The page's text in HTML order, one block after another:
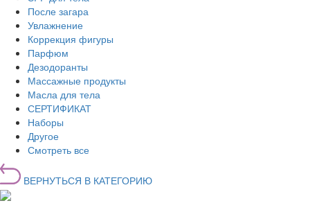
После загара
Увлажнение
Коррекция фигуры
Парфюм
Дезодоранты
Массажные продукты
Масла для тела
СЕРТИФИКАТ
Наборы
Другое
Смотреть все
ВЕРНУТЬСЯ В КАТЕГОРИЮ